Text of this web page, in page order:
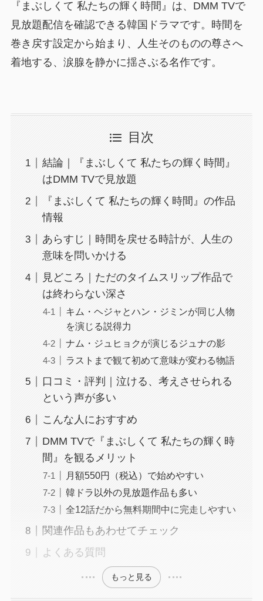
『まぶしくて 私たちの輝く時間』は、DMM TVで
見放題配信を確認できる韓国ドラマです。時間を
巻き戻す設定から始まり、人生そのものの尊さへ
着地する、涙腺を静かに揺さぶる名作です。
目次
結論｜『まぶしくて 私たちの輝く時間』
はDMM TVで見放題
『まぶしくて 私たちの輝く時間』の作品
情報
あらすじ｜時間を戻せる時計が、人生の
意味を問いかける
見どころ｜ただのタイムスリップ作品で
は終わらない深さ
キム・ヘジャとハン・ジミンが同じ人物
を演じる説得力
ナム・ジュヒョクが演じるジュナの影
ラストまで観て初めて意味が変わる物語
口コミ・評判｜泣ける、考えさせられる
という声が多い
こんな人におすすめ
DMM TVで『まぶしくて 私たちの輝く時
間』を観るメリット
月額550円（税込）で始めやすい
韓ドラ以外の見放題作品も多い
全12話だから無料期間中に完走しやすい
関連作品もあわせてチェック
よくある質問
もっと見る